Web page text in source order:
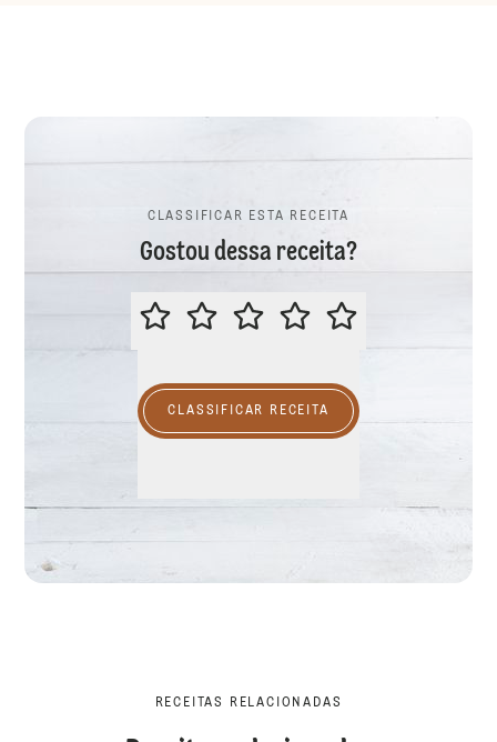
CLASSIFICAR ESTA RECEITA
Gostou dessa receita?
CLASSIFICAR ESTA RECEITA
CLASSIFICAR RECEITA
RECEITAS RELACIONADAS